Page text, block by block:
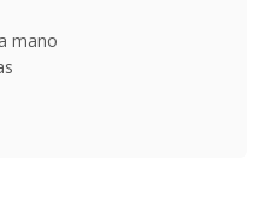
mano